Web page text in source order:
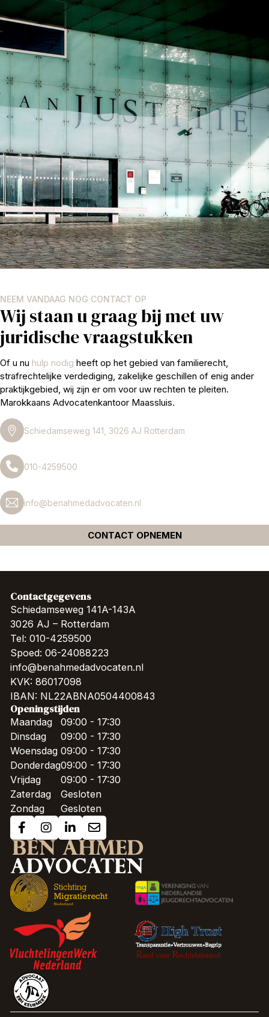
NEEM VANDAAG NOG CONTACT OP
Wij staan u graag bij met uw
juridische vraagstukken
Of u nu hulp nodig heeft op het gebied van familierecht,
strafrechtelijke verdediging, zakelijke geschillen of enig ander
praktijkgebied, wij zijn er om voor uw rechten te pleiten.
Marokkaans Advocatenkantoor Maassluis.
Schiedamseweg 141, 3026 AJ Rotterdam
010-4259500
info@benahmedadvocaten.nl
CONTACT OPNEMEN
Contactgegevens
Schiedamseweg 141A-143A
3026 AJ – Rotterdam
Tel: 010-4259500
Spoed: 06-24088223
info@benahmedadvocaten.nl
KVK: 86017098
IBAN: NL22ABNA0504400843
Openingstijden
Maandag
Dinsdag
Woensdag
Donderdag
Vrijdag
Zaterdag
Zondag
09:00 - 17:30
09:00 - 17:30
09:00 - 17:30
09:00 - 17:30
09:00 - 17:30
Gesloten
Gesloten